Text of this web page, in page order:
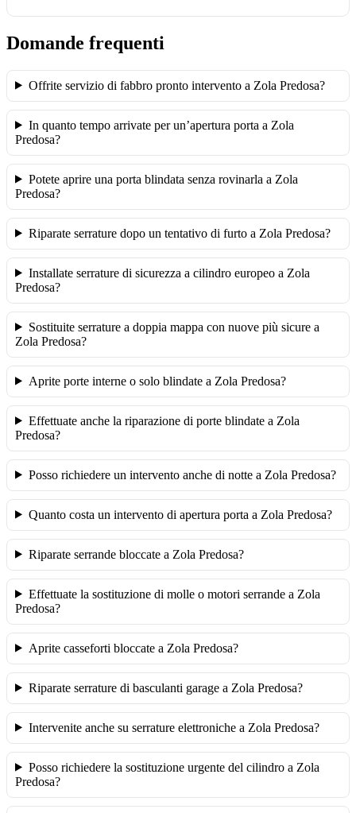
Domande frequenti
Offrite servizio di fabbro pronto intervento a Zola Predosa?
In quanto tempo arrivate per un’apertura porta a Zola
Predosa?
Potete aprire una porta blindata senza rovinarla a Zola
Predosa?
Riparate serrature dopo un tentativo di furto a Zola Predosa?
Installate serrature di sicurezza a cilindro europeo a Zola
Predosa?
Sostituite serrature a doppia mappa con nuove più sicure a
Zola Predosa?
Aprite porte interne o solo blindate a Zola Predosa?
Effettuate anche la riparazione di porte blindate a Zola
Predosa?
Posso richiedere un intervento anche di notte a Zola Predosa?
Quanto costa un intervento di apertura porta a Zola Predosa?
Riparate serrande bloccate a Zola Predosa?
Effettuate la sostituzione di molle o motori serrande a Zola
Predosa?
Aprite casseforti bloccate a Zola Predosa?
Riparate serrature di basculanti garage a Zola Predosa?
Intervenite anche su serrature elettroniche a Zola Predosa?
Posso richiedere la sostituzione urgente del cilindro a Zola
Predosa?